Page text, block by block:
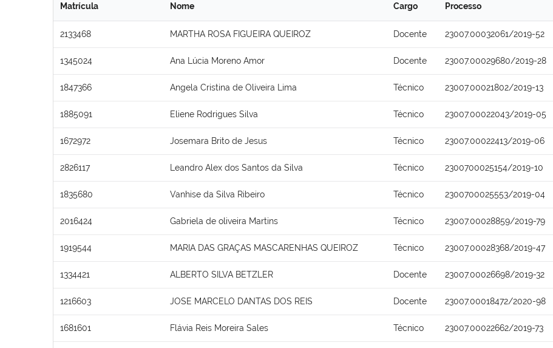
Matrícula Nome Cargo Processo
2133468 MARTHA ROSA FIGUEIRA QUEIROZ Docente 23007.00032061/2019-52
1345024 Ana Lúcia Moreno Amor Docente 23007.00029680/2019-28
1847366 Angela Cristina de Oliveira Lima Técnico 23007.00021802/2019-13
1885091 Eliene Rodrigues Silva Técnico 23007.00022043/2019-05
1672972 Josemara Brito de Jesus Técnico 23007.00022413/2019-06
2826117 Leandro Alex dos Santos da Silva Técnico 2300700025154/2019-10
1835680 Vanhise da Silva Ribeiro Técnico 2300700025553/2019-04
2016424 Gabriela de oliveira Martins Técnico 23007.00028859/2019-79
1919544 MARIA DAS GRAÇAS MASCARENHAS QUEIROZ Técnico 23007.00028368/2019-47
1334421 ALBERTO SILVA BETZLER Docente 23007.00026698/2019-32
1216603 JOSE MARCELO DANTAS DOS REIS Docente 23007.00018472/2020-98
1681601 Flávia Reis Moreira Sales Técnico 23007.00022662/2019-73